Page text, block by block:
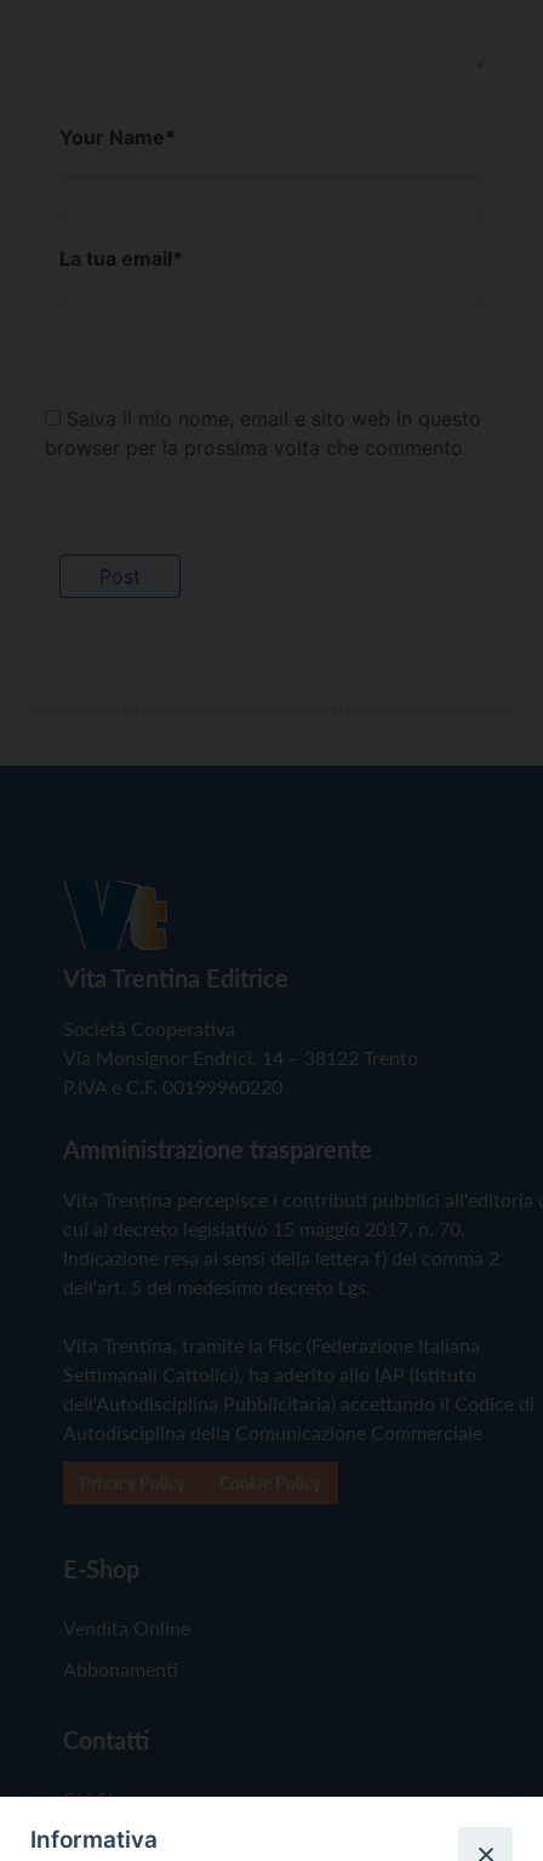
Your Name*
La tua email*
Salva il mio nome, email e sito web in questo
browser per la prossima volta che commento.
Vita Trentina Editrice
Società Cooperativa
Via Monsignor Endrici, 14 – 38122 Trento
P.IVA e C.F. 00199960220
Amministrazione trasparente
Vita Trentina percepisce i contributi pubblici all'editoria
cui al decreto legislativo 15 maggio 2017, n. 70.
Indicazione resa ai sensi della lettera f) del comma 2
dell'art. 5 del medesimo decreto Lgs.
Vita Trentina, tramite la Fisc (Federazione Italiana
Settimanali Cattolici), ha aderito allo IAP (Istituto
dell'Autodisciplina Pubblicitaria) accettando il Codice di
Autodisciplina della Comunicazione Commerciale
E-Shop
Vendita Online
Abbonamenti
Contatti
Chi Siamo
Redazione
Informativa